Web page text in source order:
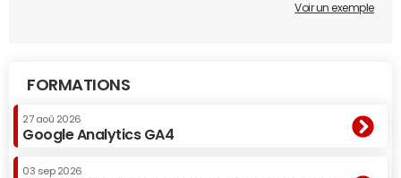
Voir un exemple
FORMATIONS
27 aoû 2026
Google Analytics GA4
03 sep 2026